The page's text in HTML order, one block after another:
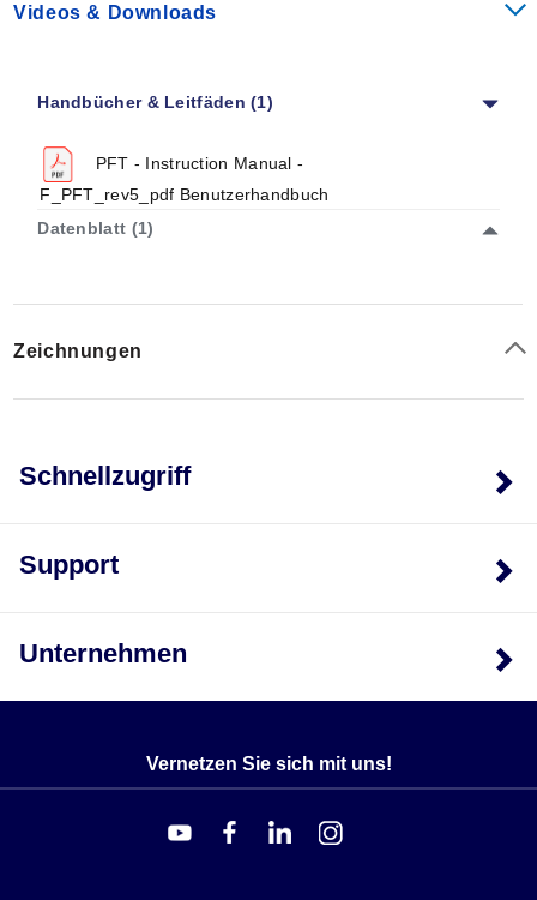
Videos & Downloads
Handbücher & Leitfäden (1)
PFT - Instruction Manual -
F_PFT_rev5_pdf Benutzerhandbuch
Datenblatt (1)
Zeichnungen
Schnellzugriff
Support
Unternehmen
Vernetzen Sie sich mit uns!